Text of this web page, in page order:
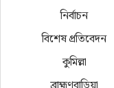
নির্বাচন
বিশেষ প্রতিবেদন
কুমিল্লা
ব্রাহ্মণবাড়িয়া